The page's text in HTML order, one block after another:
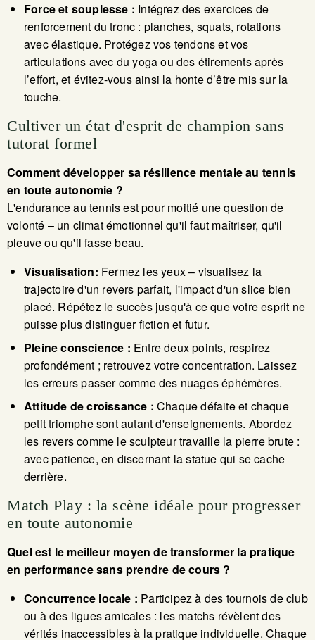
Force et souplesse : Intégrez des exercices de
renforcement du tronc : planches, squats, rotations
avec élastique. Protégez vos tendons et vos
articulations avec du yoga ou des étirements après
l’effort, et évitez-vous ainsi la honte d’être mis sur la
touche.
Cultiver un état d'esprit de champion sans
tutorat formel
Comment développer sa résilience mentale au tennis
en toute autonomie ?
L'endurance au tennis est pour moitié une question de
volonté – un climat émotionnel qu'il faut maîtriser, qu'il
pleuve ou qu'il fasse beau.
Visualisation: Fermez les yeux – visualisez la
trajectoire d'un revers parfait, l'impact d'un slice bien
placé. Répétez le succès jusqu'à ce que votre esprit ne
puisse plus distinguer fiction et futur.
Pleine conscience : Entre deux points, respirez
profondément ; retrouvez votre concentration. Laissez
les erreurs passer comme des nuages éphémères.
Attitude de croissance : Chaque défaite et chaque
petit triomphe sont autant d'enseignements. Abordez
les revers comme le sculpteur travaille la pierre brute :
avec patience, en discernant la statue qui se cache
derrière.
Match Play : la scène idéale pour progresser
en toute autonomie
Quel est le meilleur moyen de transformer la pratique
en performance sans prendre de cours ?
Concurrence locale : Participez à des tournois de club
ou à des ligues amicales : les matchs révèlent des
vérités inaccessibles à la pratique individuelle. Chaque